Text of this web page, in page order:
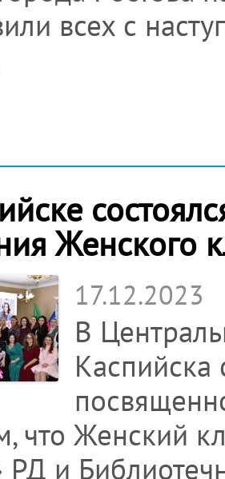
всех с
Женского
17.12.2023
В
Каспийска
что Женский
РД и